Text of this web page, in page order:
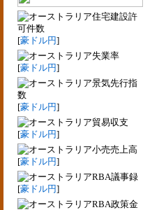
住宅建設許
可件数
[豪ドル円]
失業率
[豪ドル円]
景気先行指
数
[豪ドル円]
貿易収支
[豪ドル円]
小売売上高
[豪ドル円]
RBA議事録
[豪ドル円]
RBA政策金